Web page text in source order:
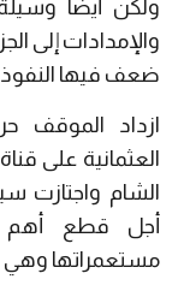
ولكن أيضًا
والإمدادات إلى
ضعف فيها النفوذ
ازداد الموقف
العثمانية على
الشام واجتازت
أجل قطع أهم
مستعمراتها وهي